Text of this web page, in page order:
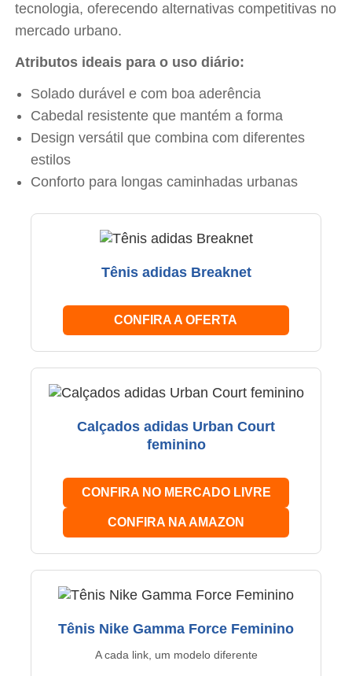
tecnologia, oferecendo alternativas competitivas no
mercado urbano.
Atributos ideais para o uso diário:
Solado durável e com boa aderência
Cabedal resistente que mantém a forma
Design versátil que combina com diferentes
estilos
Conforto para longas caminhadas urbanas
Tênis adidas Breaknet
CONFIRA A OFERTA
Calçados adidas Urban Court
feminino
CONFIRA NO MERCADO LIVRE
CONFIRA NA AMAZON
Tênis Nike Gamma Force Feminino
A cada link, um modelo diferente